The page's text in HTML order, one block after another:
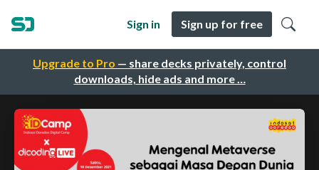
Upgrade to Pro — share decks privately, control
downloads, hide ads and more …
Sign in Sign up for free